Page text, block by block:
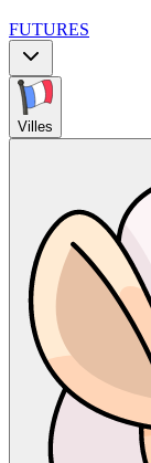
FUTURES
Villes